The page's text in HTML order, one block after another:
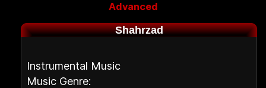
Advanced
Shahrzad
Instrumental Music
Music Genre: